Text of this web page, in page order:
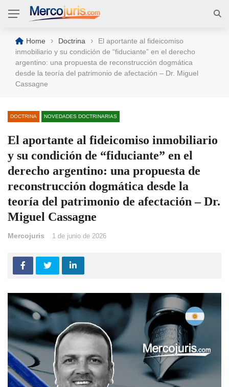
Home › Doctrina ›
El aportante al fideicomiso
inmobiliario y su condición de “fiduciante” en el derecho
argentino: una propuesta de reconstrucción dogmática
desde la teoría del patrimonio de afectación – Dr. Miguel
Cassagne
DOCTRINA NOVEDADES DOCTRINARIAS
El aportante al fideicomiso inmobiliario
y su condición de “fiduciante” en el
derecho argentino: una propuesta de
reconstrucción dogmática desde la
teoría del patrimonio de afectación – Dr.
Miguel Cassagne
Mercojuris 1 de junio de 2026